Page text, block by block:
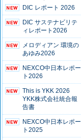
DIC レポート 2026
DIC サステナビリテ
ィレポート2026
メロディアン 環境の
あゆみ2026
NEXCO中日本レポー
ト2026
This is YKK 2026
YKK株式会社統合報
告書
NEXCO中日本レポー
ト2025